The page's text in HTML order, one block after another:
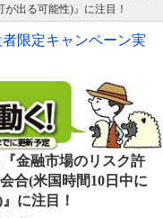
出る可能性)』に注目！
限定キャンペーン実
金融市場のリスク許
合(米国時間10日中に
に注目！